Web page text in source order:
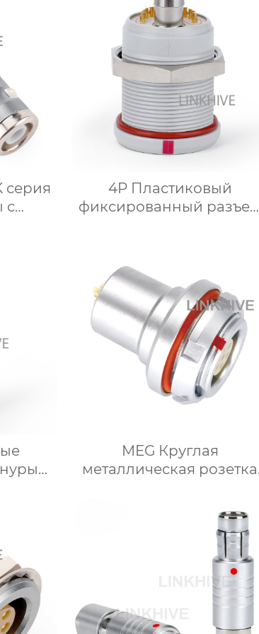
серия
с
4P Пластиковый
фиксированный разъем
MEG Круглая
металлическая розетка